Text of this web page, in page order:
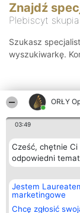
ORŁY
03:49
Cześć, chętnie
odpowiedni
Jestem
marketingowe
Chcę zgłosić
Znajdź
Plebiscyt
Szukasz
wyszukiwarkę.
Organizator
Bright Side Solutions sp.
o. sp. k.
ul. Ruska 22